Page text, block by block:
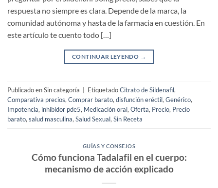
respuesta no siempre es clara. Depende de la marca, la
comunidad autónoma y hasta de la farmacia en cuestión. En
este artículo te cuento todo […]
CONTINUAR LEYENDO →
Publicado en Sin categoría EtiquetadoCitrato de Sildenafil,
Comparativa precios,Comprar barato,disfunción eréctil,Genérico,
Impotencia, inhibidor pde5, Medicación oral,Oferta, Precio, Precio
barato,salud masculina,Salud Sexual,Sin Receta
GUÍAS Y CONSEJOS
Cómo funciona Tadalafil en el cuerpo:
mecanismo de acción explicado